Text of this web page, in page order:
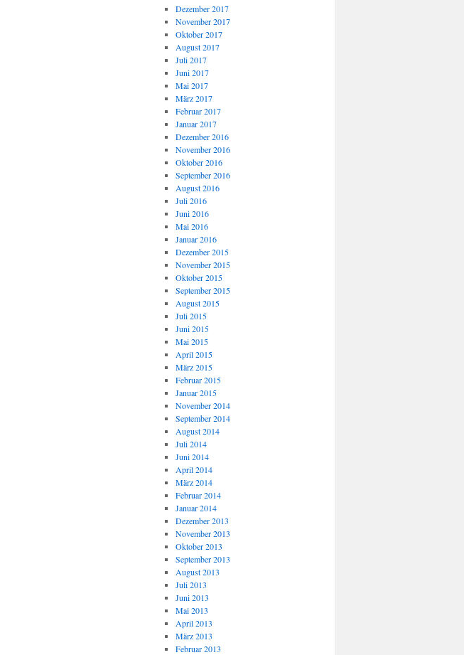
Dezember 2017
November 2017
Oktober 2017
August 2017
Juli 2017
Juni 2017
Mai 2017
März 2017
Februar 2017
Januar 2017
Dezember 2016
November 2016
Oktober 2016
September 2016
August 2016
Juli 2016
Juni 2016
Mai 2016
Januar 2016
Dezember 2015
November 2015
Oktober 2015
September 2015
August 2015
Juli 2015
Juni 2015
Mai 2015
April 2015
März 2015
Februar 2015
Januar 2015
November 2014
September 2014
August 2014
Juli 2014
Juni 2014
April 2014
März 2014
Februar 2014
Januar 2014
Dezember 2013
November 2013
Oktober 2013
September 2013
August 2013
Juli 2013
Juni 2013
Mai 2013
April 2013
März 2013
Februar 2013